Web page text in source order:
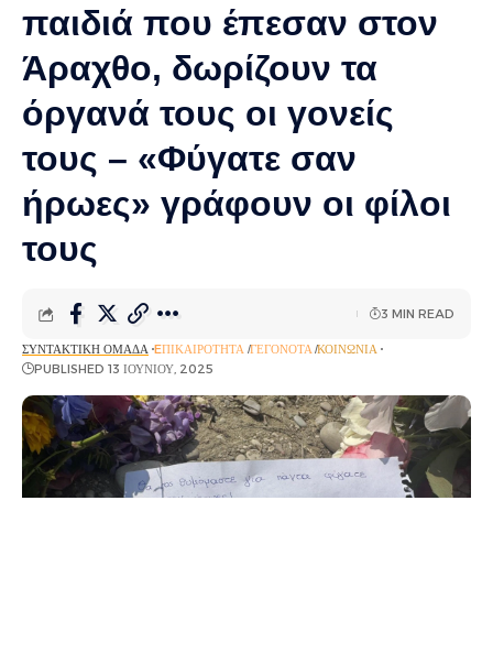
παιδιά που έπεσαν στον
Άραχθο, δωρίζουν τα
όργανά τους οι γονείς
τους – «Φύγατε σαν
ήρωες» γράφουν οι φίλοι
τους
ΣΥΝΤΑΚΤΙΚΉ ΟΜΆΔΑ EΠΙΚΑΙΡΌΤΗΤΑ ΓΕΓΟΝΌΤΑ ΚΟΙΝΩΝΊΑ
PUBLISHED 13 ΙΟΥΝΊΟΥ, 2025
3 MIN READ